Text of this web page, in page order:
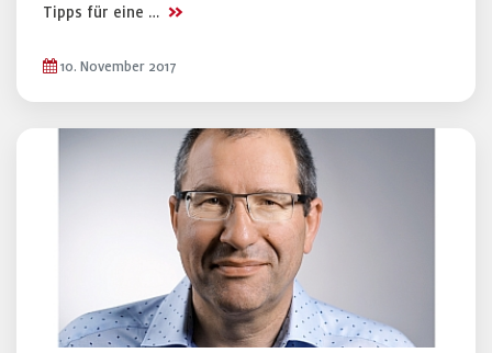
Tipps für eine … >>
10. November 2017